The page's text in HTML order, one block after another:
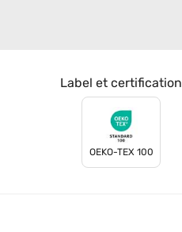
Label et certification
OEKO-TEX 100